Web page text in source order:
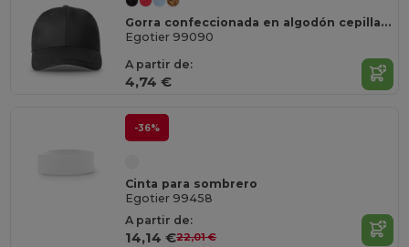
Gorra confeccionada en algodón cepillado (65% reciclado)
Egotier 99090
A partir de:
4,74 €
-36%
Cinta para sombrero
Egotier 99458
A partir de:
14,14 €22,01 €